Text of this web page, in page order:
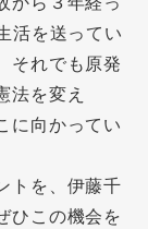
活を送ってい
それでも原発
法を変え
に向かってい
トを、伊藤千
ひこの機会を